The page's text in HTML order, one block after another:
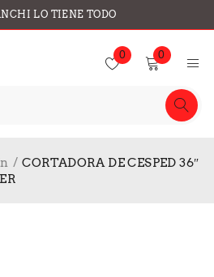
LO TIENE TODO
0 0
/ CORTADORA DE CESPED 36″